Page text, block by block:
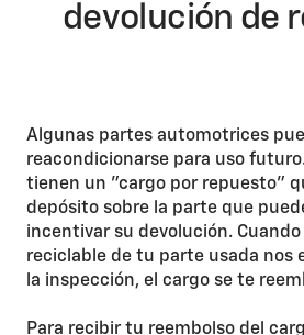
devolución de
Algunas partes automotrices
reacondicionarse para uso
tienen un "cargo por repuesto"
depósito sobre la parte que
incentivar su devolución.
reciclable de tu parte usada nos
la inspección, el cargo se te
Para recibir tu reembolso del